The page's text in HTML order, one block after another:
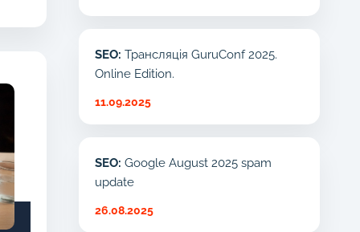
SEO: Трансляція GuruConf 2025.
Online Edition.
11.09.2025
SEO: Google August 2025 spam
update
26.08.2025